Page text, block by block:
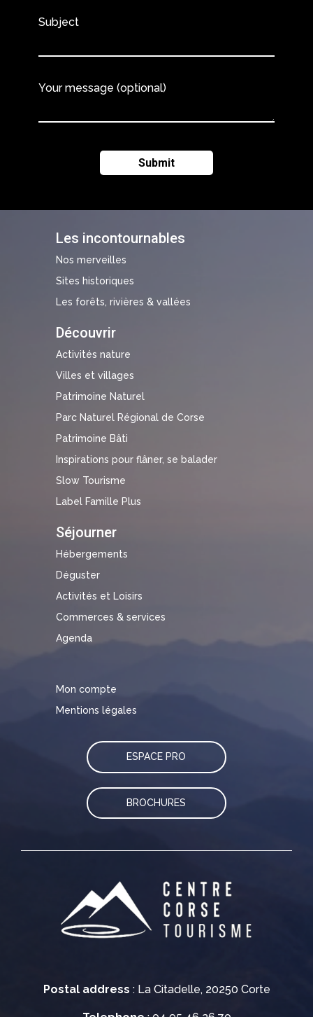
Postal address : La Citadelle, 20250 Corte
Les incontournables
Nos merveilles
Sites historiques
Les forêts, rivières & vallées
Découvrir
Activités nature
Villes et villages
Patrimoine Naturel
Parc Naturel Régional de Corse
Patrimoine Bâti
Inspirations pour flâner, se balader
Slow Tourisme
Label Famille Plus
Séjourner
Hébergements
Déguster
Activités et Loisirs
Commerces & services
Agenda
Mon compte
Mentions légales
ESPACE PRO
BROCHURES
Subject
Your message (optional)